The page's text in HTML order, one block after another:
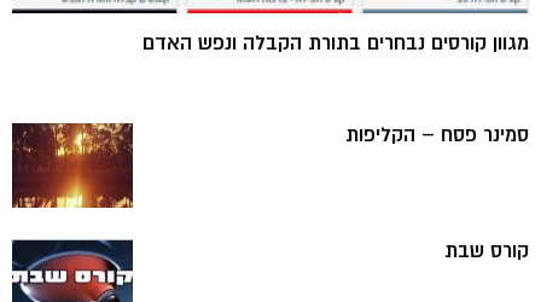
מגוון קורסים נבחרים בתורת הקבלה ונפש האדם
סמינר פסח – הקליפות
קורס שבת